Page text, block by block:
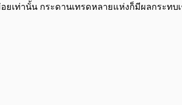
ยเท่านั้น กระดานเทรดหลายแห่งก็มีผลกระ